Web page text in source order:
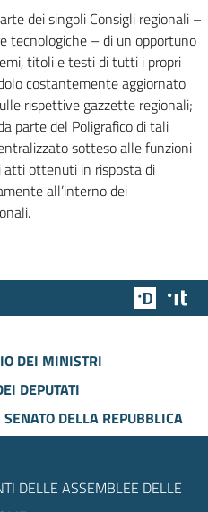
dei singoli Consigli regionali –
tecnologiche – di un opportuno
titoli e testi di tutti i propri
costantemente aggiornato
rispettive gazzette regionali;
parte del Poligrafico di tali
sotteso alle funzioni
atti ottenuti in risposta di
all’interno dei
Team
DEI MINISTRI
DEPUTATI
SENATO DELLA REPUBBLICA
DELLE ASSEMBLEE DELLE